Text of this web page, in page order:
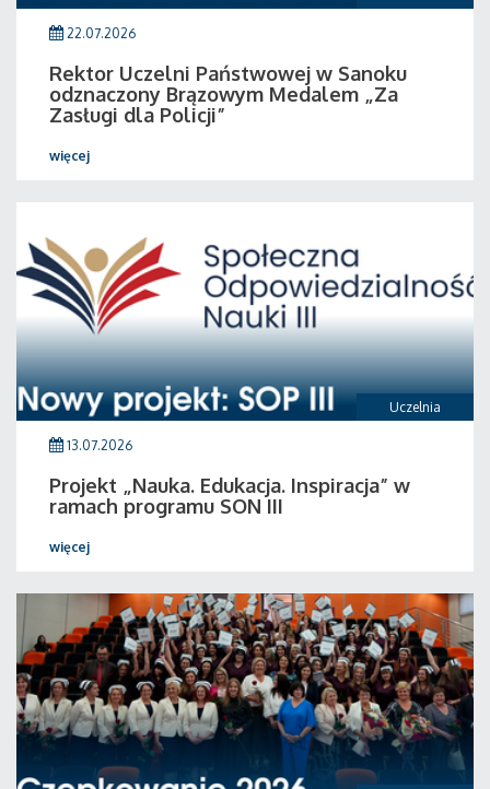
22.07.2026
Rektor Uczelni Państwowej w Sanoku
odznaczony Brązowym Medalem „Za
Zasługi dla Policji”
więcej
Uczelnia
13.07.2026
Projekt „Nauka. Edukacja. Inspiracja” w
ramach programu SON III
więcej